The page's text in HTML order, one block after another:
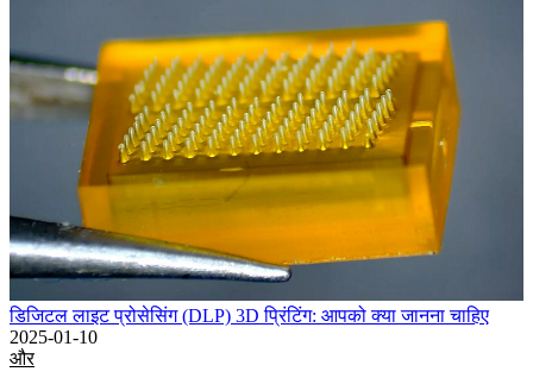
डिजिटल लाइट प्रोसेसिंग (DLP) 3D प्रिंटिंग: आपको क्या जानना चाहिए
2025-01-10
और